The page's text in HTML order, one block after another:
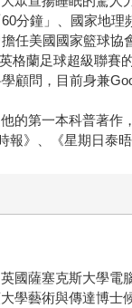
分鐘」、國家地理
任美國國家籃球協
格蘭足球超級聯賽
顧問，目前身兼
的第一本科普著作
報》、《星期日泰晤
國薩塞克斯大學電
學藝術與傳達博士